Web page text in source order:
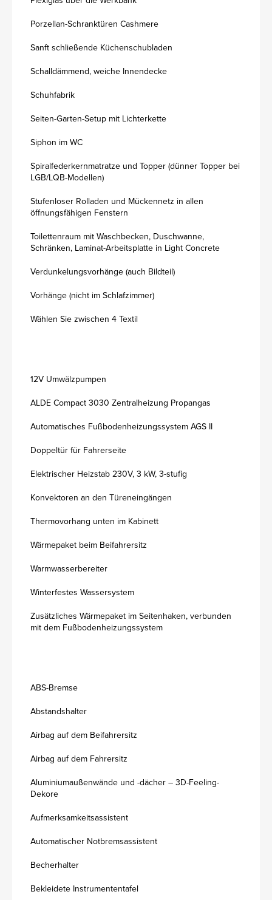
Porzellan-Schranktüren Cashmere
Sanft schließende Küchenschubladen
Schalldämmend, weiche Innendecke
Schuhfabrik
Seiten-Garten-Setup mit Lichterkette
Siphon im WC
Spiralfederkernmatratze und Topper (dünner Topper bei
LGB/LQB-Modellen)
Stufenloser Rolladen und Mückennetz in allen
öffnungsfähigen Fenstern
Toilettenraum mit Waschbecken, Duschwanne,
Schränken, Laminat-Arbeitsplatte in Light Concrete
Verdunkelungsvorhänge (auch Bildteil)
Vorhänge (nicht im Schlafzimmer)
Wählen Sie zwischen 4 Textil
12V Umwälzpumpen
ALDE Compact 3030 Zentralheizung Propangas
Automatisches Fußbodenheizungssystem AGS II
Doppeltür für Fahrerseite
Elektrischer Heizstab 230V, 3 kW, 3-stufig
Konvektoren an den Türeneingängen
Thermovorhang unten im Kabinett
Wärmepaket beim Beifahrersitz
Warmwasserbereiter
Winterfestes Wassersystem
Zusätzliches Wärmepaket im Seitenhaken, verbunden
mit dem Fußbodenheizungssystem
ABS-Bremse
Abstandshalter
Airbag auf dem Beifahrersitz
Airbag auf dem Fahrersitz
Aluminiumaußenwände und -dächer – 3D-Feeling-
Dekore
Aufmerksamkeitsassistent
Automatischer Notbremsassistent
Becherhalter
Bekleidete Instrumententafel